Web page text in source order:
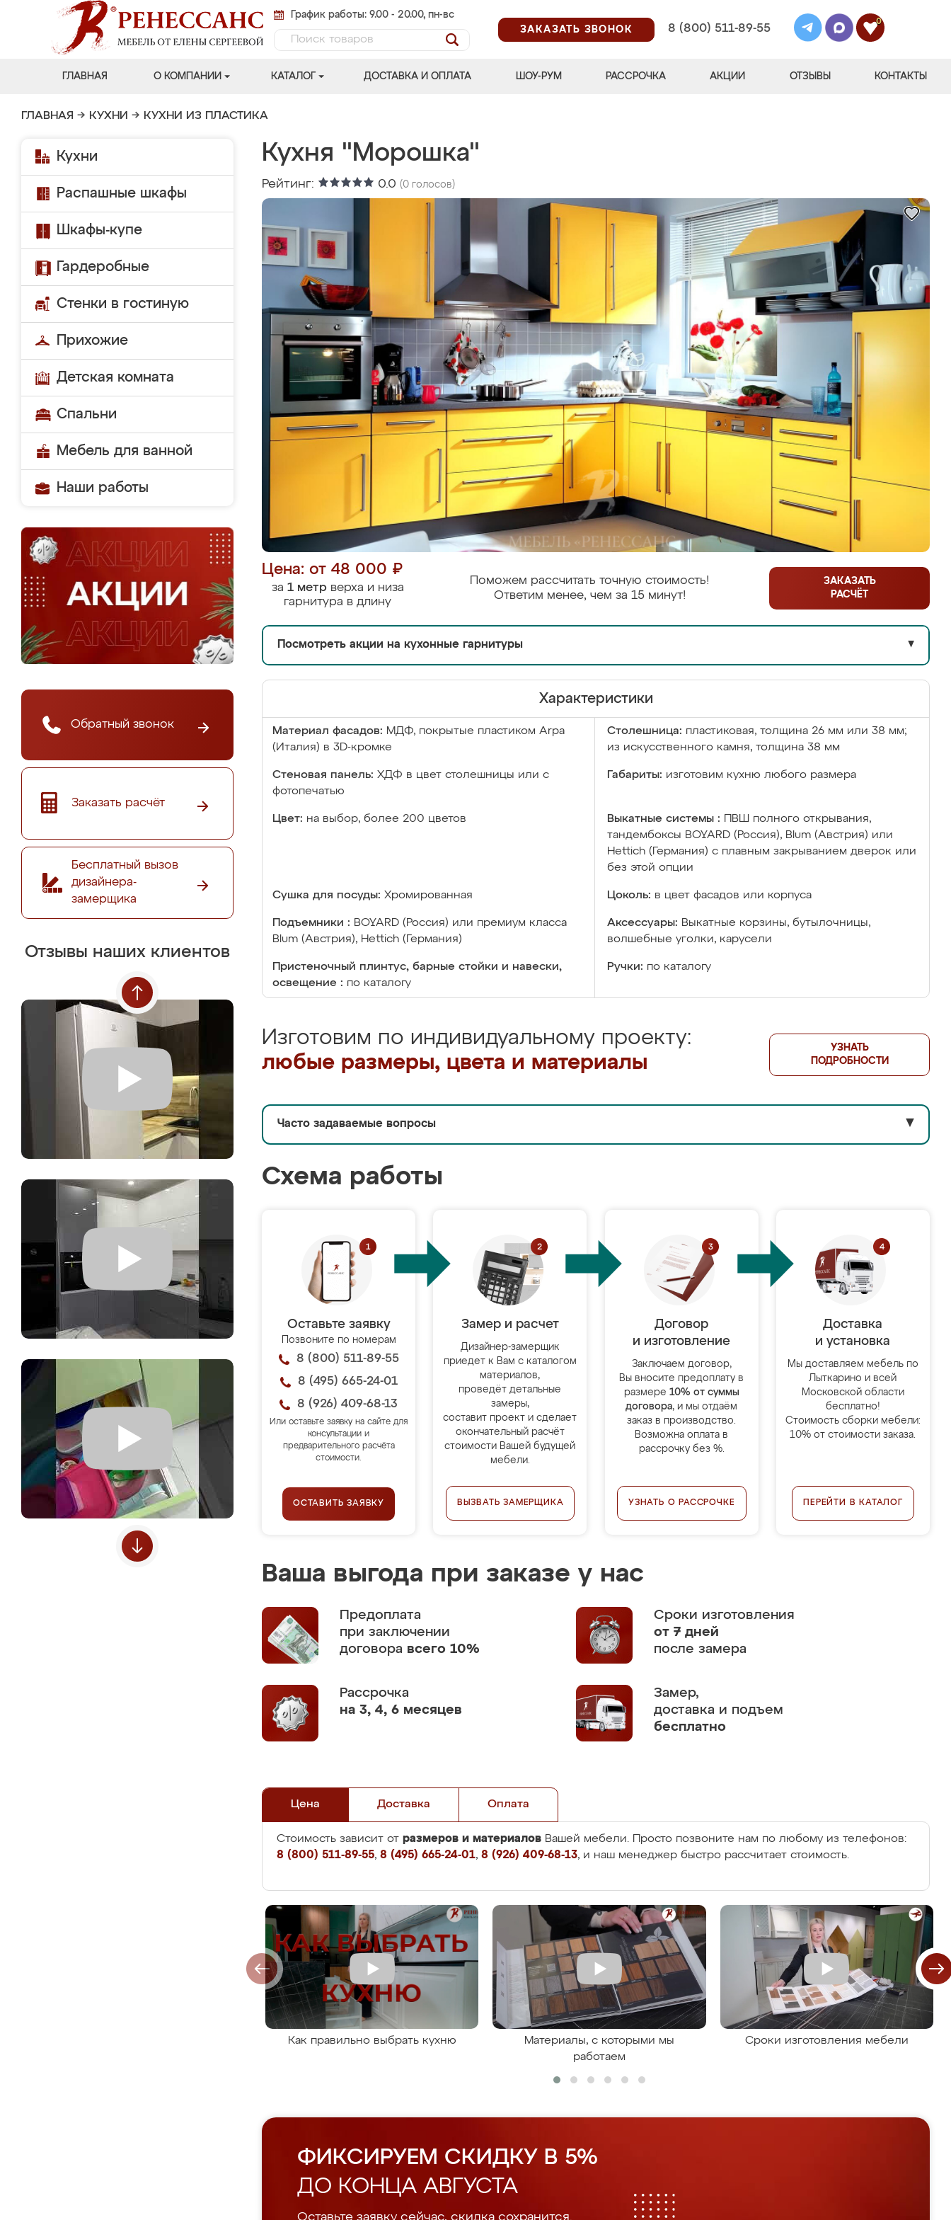
График работы: 9.00 - 20.00, пн-вс
ЗАКАЗАТЬ ЗВОНОК
8 (800) 511-89-55
0
ГЛАВНАЯ О КОМПАНИИ КАТАЛОГ ДОСТАВКА И ОПЛАТА ШОУ-РУМ РАССРОЧКА АКЦИИ ОТЗЫВЫ КОНТАКТЫ
ГЛАВНАЯ → КУХНИ → КУХНИ ИЗ ПЛАСТИКА
Кухни
Распашные шкафы
Шкафы-купе
Гардеробные
Стенки в гостиную
Прихожие
Детская комната
Спальни
Мебель для ванной
Наши работы
Обратный звонок
Заказать расчёт
Бесплатный вызов
дизайнера-
замерщика
Отзывы наших клиентов
Кухня "Морошка"
Рейтинг: 0.0 (0 голосов)
Цена: от 48 000 ₽
за 1 метрверха и низа
гарнитура в длину
Поможем рассчитать точную стоимость!
Ответим менее, чем за 15 минут!
ЗАКАЗАТЬ
РАСЧЁТ
Посмотреть акции на кухонные гарнитуры ▼
Характеристики
Материал фасадов: МДФ, покрытые пластиком Arpa
(Италия) в 3D-кромке
Столешница: пластиковая, толщина 26 мм или 38 мм;
из искусственного камня, толщина 38 мм
Стеновая панель: ХДФ в цвет столешницы или с
фотопечатью
Габариты: изготовим кухню любого размера
Цвет: на выбор, более 200 цветов Выкатные системы :
ПВШ полного открывания,
тандембоксы BOYARD (Россия), Blum (Австрия) или
Hettich (Германия) с плавным закрыванием дверок или
без этой опции
Сушка для посуды: Хромированная Цоколь: в цвет фасадов или корпуса
Подъемники : BOYARD (Россия) или премиум класса
Blum (Австрия), Hettich (Германия)
Аксессуары: Выкатные корзины, бутылочницы,
волшебные уголки, карусели
Пристеночный плинтус, барные стойки и навески,
освещение : по каталогу
Ручки: по каталогу
Изготовим по индивидуальному проекту:
любые размеры, цвета и материалы
УЗНАТЬ
ПОДРОБНОСТИ
Часто задаваемые вопросы ▼
Схема работы
Оставьте заявку
Позвоните по номерам
8 (800) 511-89-55
8 (495) 665-24-01
8 (926) 409-68-13
Или оставьте заявку на сайте для
консультации и
предварительного расчёта
стоимости.
ОСТАВИТЬ ЗАЯВКУ
Замер и расчет
Дизайнер-замерщик
приедет к Вам с каталогом
материалов,
проведёт детальные
замеры,
составит проект и сделает
окончательный расчёт
стоимости Вашей будущей
мебели.
ВЫЗВАТЬ ЗАМЕРЩИКА
Договор
и изготовление
Заключаем договор,
Вы вносите предоплату в
размере 10% от суммы
договора, и мы отдаём
заказ в производство.
Возможна оплата в
рассрочку без %.
УЗНАТЬ О РАССРОЧКЕ
Доставка
и установка
Мы доставляем мебель по
Лыткарино и всей
Московской области
бесплатно!
Стоимость сборки мебели:
10% от стоимости заказа.
ПЕРЕЙТИ В КАТАЛОГ
Ваша выгода при заказе у нас
Предоплата
при заключении
договора всего 10%
Сроки изготовления
от 7 дней
после замера
Рассрочка
на 3, 4, 6 месяцев
Замер,
доставка и подъем
бесплатно
Цена Доставка Оплата
Стоимость зависит от размеров и материалов Вашей мебели. Просто позвоните нам по любому из телефонов:
8 (800) 511-89-55, 8 (495) 665-24-01, 8 (926) 409-68-13, и наш менеджер быстро рассчитает стоимость.
Как правильно выбрать кухню
Материалы, с которыми мы
работаем
Сроки изготовления мебели
ФИКСИРУЕМ СКИДКУ В 5%
ДО КОНЦА АВГУСТА
Оставьте заявку сейчас, скидка сохранится.